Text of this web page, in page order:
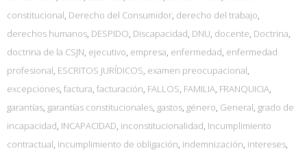
constitucional, Derecho del Consumidor, derecho del trabajo,
derechos humanos, DESPIDO, Discapacidad, DNU, docente, Doctrina,
doctrina de la CSJN, ejecutivo, empresa, enfermedad, enfermedad
profesional, ESCRITOS JURÍDICOS, examen preocupacional,
excepciones, factura, facturación, FALLOS, FAMILIA, FRANQUICIA,
garantías, garantías constitucionales, gastos, género, General, grado de
incapacidad, INCAPACIDAD, inconstitucionalidad, Incumplimiento
contractual, incumplimiento de obligación, indemnización, intereses,